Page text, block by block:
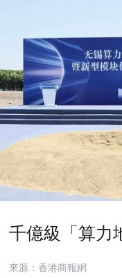
千億級「算力
來源：香港商報網